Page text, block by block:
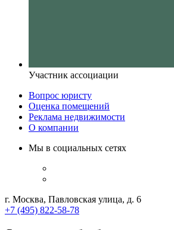
Участник ассоциации
Вопрос юристу
Оценка помещений
Реклама недвижимости
О компании
Мы в социальных сетях
г. Москва, Павловская улица, д. 6
+7 (495) 822-58-78